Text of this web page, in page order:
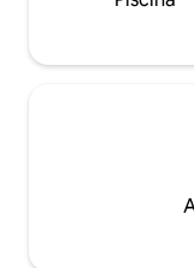
Puedes consultar